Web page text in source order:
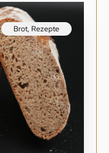
Brot, Rezepte